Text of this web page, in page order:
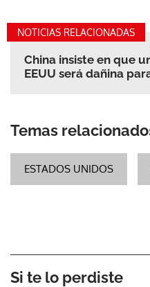
NOTICIAS RELACIONADAS
China insiste en que
EEUU será dañina
Temas
ESTADOS UNIDOS
Si te lo perdiste